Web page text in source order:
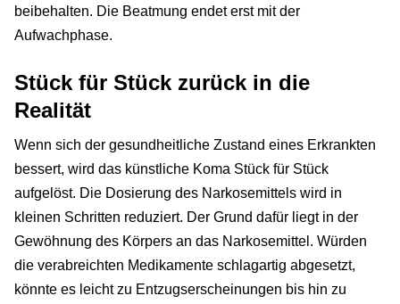
beibehalten. Die Beatmung endet erst mit der
Aufwachphase.
Stück für Stück zurück in die
Realität
Wenn sich der gesundheitliche Zustand eines Erkrankten
bessert, wird das künstliche Koma Stück für Stück
aufgelöst. Die Dosierung des Narkosemittels wird in
kleinen Schritten reduziert. Der Grund dafür liegt in der
Gewöhnung des Körpers an das Narkosemittel. Würden
die verabreichten Medikamente schlagartig abgesetzt,
könnte es leicht zu Entzugserscheinungen bis hin zu